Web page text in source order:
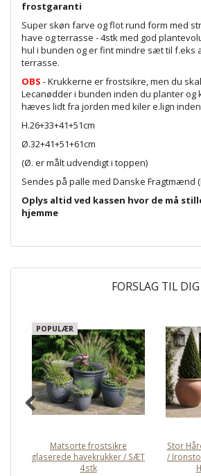
frostgaranti
Super skøn farve og flot rund form med
have og terrasse - 4stk med god
hul i bunden og er fint mindre sæt til f.eks
terrasse.
OBS - Krukkerne er frostsikre, men du
Lecanødder i bunden inden du planter og
hæves lidt fra jorden med kiler e.lign
H.26+33+41+51cm
Ø.32+41+51+61cm
(Ø. er målt udvendigt i toppen)
Sendes på palle med Danske Fragtmænd
Oplys altid ved kassen hvor de må
hjemme
FORSLAG TIL DIG
POPULÆR
Matsorte frostsikre
glaserede havekrukker / SÆT
4stk
Stor
/